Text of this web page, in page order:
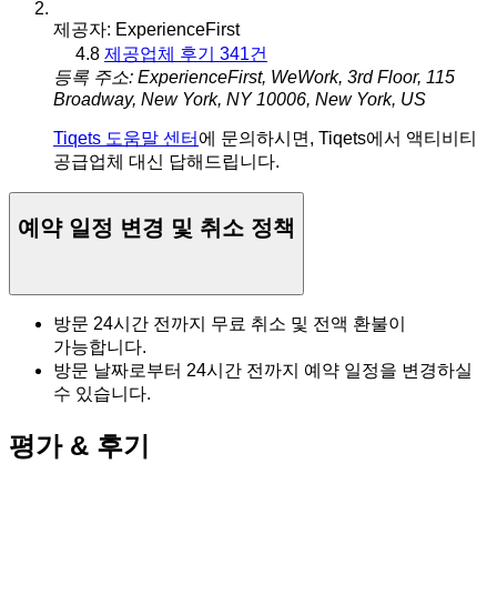
제공자: ExperienceFirst
4.8 제공업체 후기 341건
등록 주소: ExperienceFirst, WeWork, 3rd Floor, 115
Broadway, New York, NY 10006, New York, US
Tiqets 도움말 센터 에 문의하시면, Tiqets에서 액티비티
공급업체 대신 답해드립니다.
예약 일정 변경 및 취소 정책
방문 24시간 전까지 무료 취소 및 전액 환불이
가능합니다.
방문 날짜로부터 24시간 전까지 예약 일정을 변경하실
수 있습니다.
평가 & 후기